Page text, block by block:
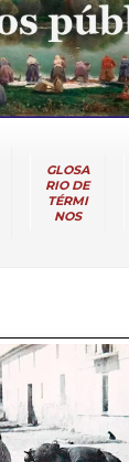
GLOSA
RIO DE
TÉRMI
NOS